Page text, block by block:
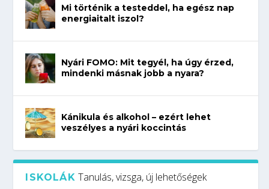
Mi történik a testeddel, ha egész nap
energiaitalt iszol?
Nyári FOMO: Mit tegyél, ha úgy érzed,
mindenki másnak jobb a nyara?
Kánikula és alkohol – ezért lehet
veszélyes a nyári koccintás
ISKOLÁK Tanulás, vizsga, új lehetőségek